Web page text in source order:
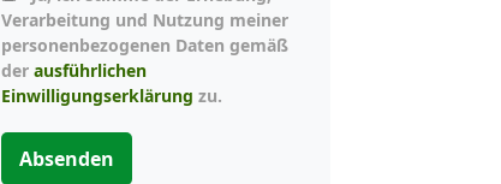
Verarbeitung und Nutzung meiner
personenbezogenen Daten gemäß
der ausführlichen
Einwilligungserklärung zu.
Absenden